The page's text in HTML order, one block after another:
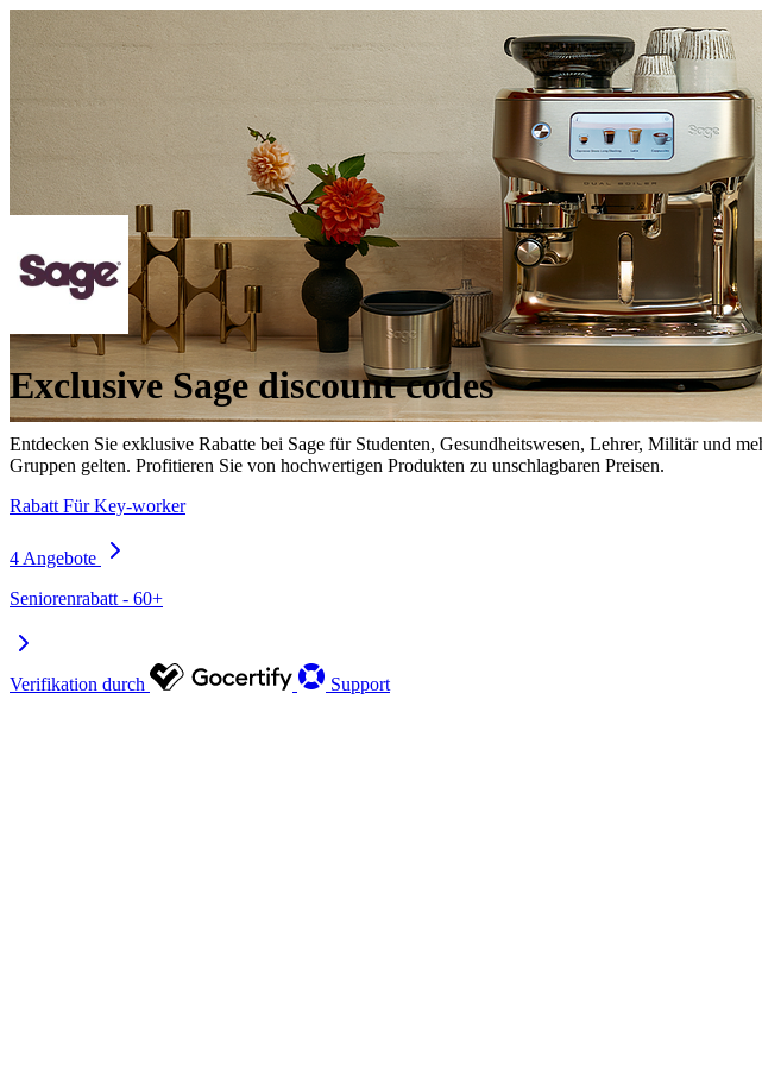
Exclusive Sage discount codes
Entdecken Sie exklusive Rabatte bei Sage für Studenten, Gesundheitswesen, Lehrer, Militär und
Gruppen gelten. Profitieren Sie von hochwertigen Produkten zu unschlagbaren Preisen.
Rabatt Für Key-worker
4 Angebote
Seniorenrabatt - 60+
Verifikation durch Support